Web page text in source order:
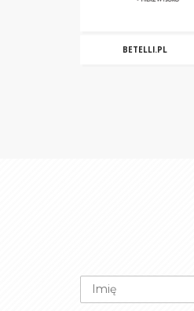
BETELLI.PL